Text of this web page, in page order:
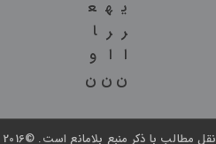
ی
ر
ا
ن
ه
ر
ا
ن
ع
ا
و
ن
نقل مطالب با ذکر منبع بلامانع است. ©2016